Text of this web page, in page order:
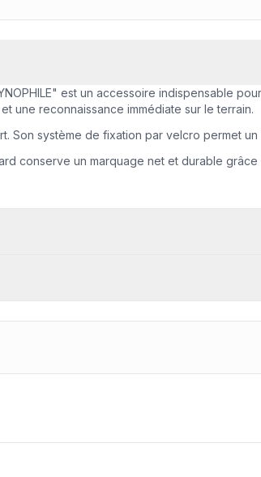
est un accessoire indispensable
une reconnaissance immédiate sur le terrain.
Son système de fixation par velcro permet
conserve un marquage net et durable